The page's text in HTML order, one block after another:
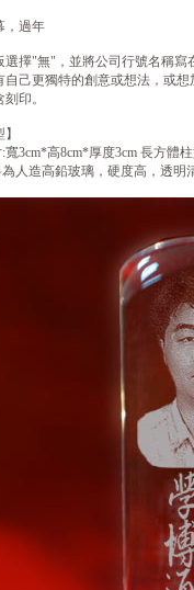
，過年
擇"無"，並將公司行號名稱寫
己更獨特的創意或想法，或
印。
寬3cm*高8cm*厚度3cm 長方體
人造高鉛玻璃，硬度高，透明